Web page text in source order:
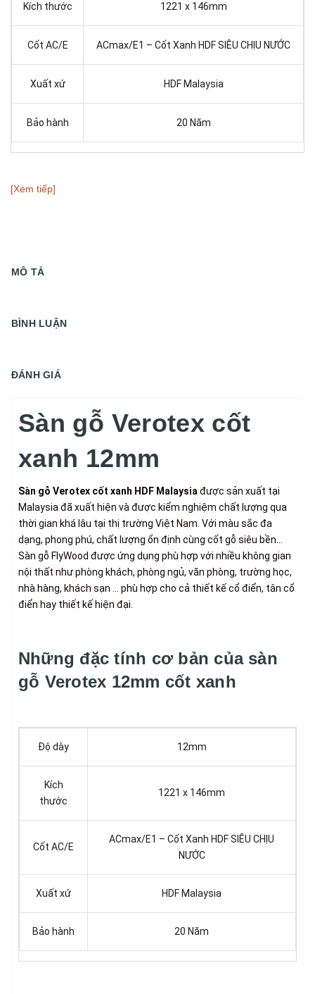
Kích thước 1221 x 146mm
Cốt AC/E ACmax/E1 – Cốt Xanh HDF SIÊU CHỊU NƯỚC
Xuất xứ HDF Malaysia
Bảo hành 20 Năm
[Xem tiếp]
MÔ TẢ
BÌNH LUẬN
ĐÁNH GIÁ
Sàn gỗ Verotex cốt
xanh 12mm
Sàn gỗ Verotex cốt xanh HDF Malaysiađược sản xuất tại
Malaysia đã xuất hiện và được kiểm nghiệm chất lượng qua
thời gian khá lâu tại thị trường Việt Nam. Với màu sắc đa
dạng, phong phú, chất lượng ổn định cùng cốt gỗ siêu bền…
Sàn gỗ FlyWood được ứng dụng phù hợp với nhiều không gian
nội thất như phòng khách, phòng ngủ, văn phòng, trường học,
nhà hàng, khách sạn … phù hợp cho cả thiết kế cổ điển, tân cổ
điển hay thiết kế hiện đại.
Những đặc tính cơ bản của sàn
gỗ Verotex 12mm cốt xanh
Độ dày 12mm
Kích
thước
1221 x 146mm
Cốt AC/E
ACmax/E1 – Cốt Xanh HDF SIÊU CHỊU
NƯỚC
Xuất xứ HDF Malaysia
Bảo hành 20 Năm